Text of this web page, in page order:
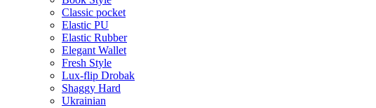
Classic pocket
Elastic PU
Elastic Rubber
Elegant Wallet
Fresh Style
Lux-flip Drobak
Shaggy Hard
Ukrainian